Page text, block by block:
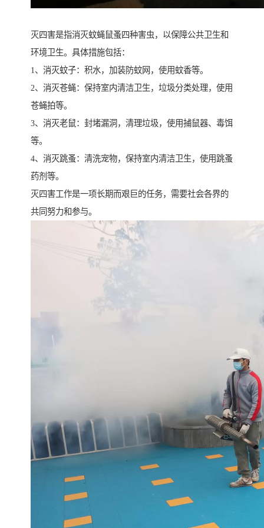
灭四害是指消灭蚊蝇鼠蚤四种害虫，以保障公共卫生和
环境卫生。具体措施包括：
1、消灭蚊子：积水，加装防蚊网，使用蚊香等。
2、消灭苍蝇：保持室内清洁卫生，垃圾分类处理，使用
苍蝇拍等。
3、消灭老鼠：封堵漏洞，清理垃圾，使用捕鼠器、毒饵
等。
4、消灭跳蚤：清洗宠物，保持室内清洁卫生，使用跳蚤
药剂等。
灭四害工作是一项长期而艰巨的任务，需要社会各界的
共同努力和参与。